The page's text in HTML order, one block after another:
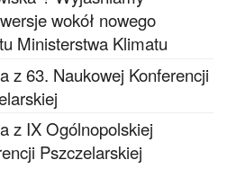
wokół nowego
Ministerstwa Klimatu
z 63. Naukowej Konferencji
z IX Ogólnopolskiej
Pszczelarskiej